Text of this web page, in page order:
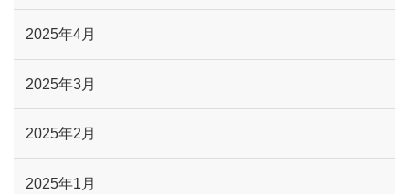
2025年4月
2025年3月
2025年2月
2025年1月